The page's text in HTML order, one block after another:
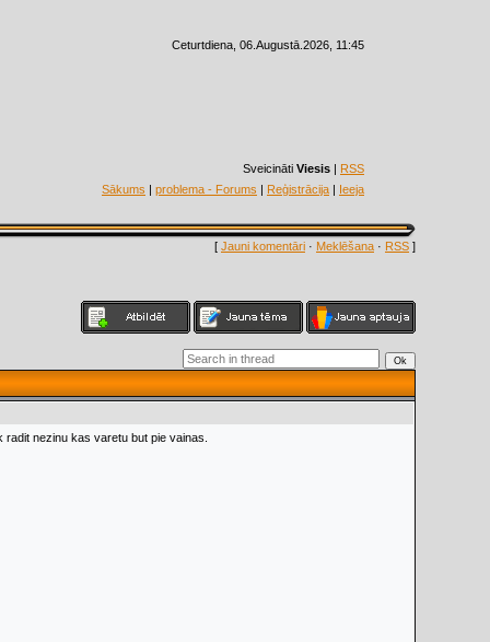
Ceturtdiena, 06.Augustā.2026, 11:45
Sveicināti Viesis | RSS
Sākums | problema - Forums | Reģistrācija | Ieeja
[ Jauni komentāri · Meklēšana · RSS ]
nezinu kas varetu but pie vainas.